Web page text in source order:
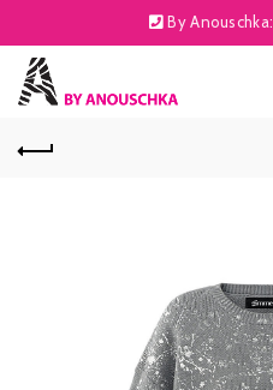
By Anouschka: